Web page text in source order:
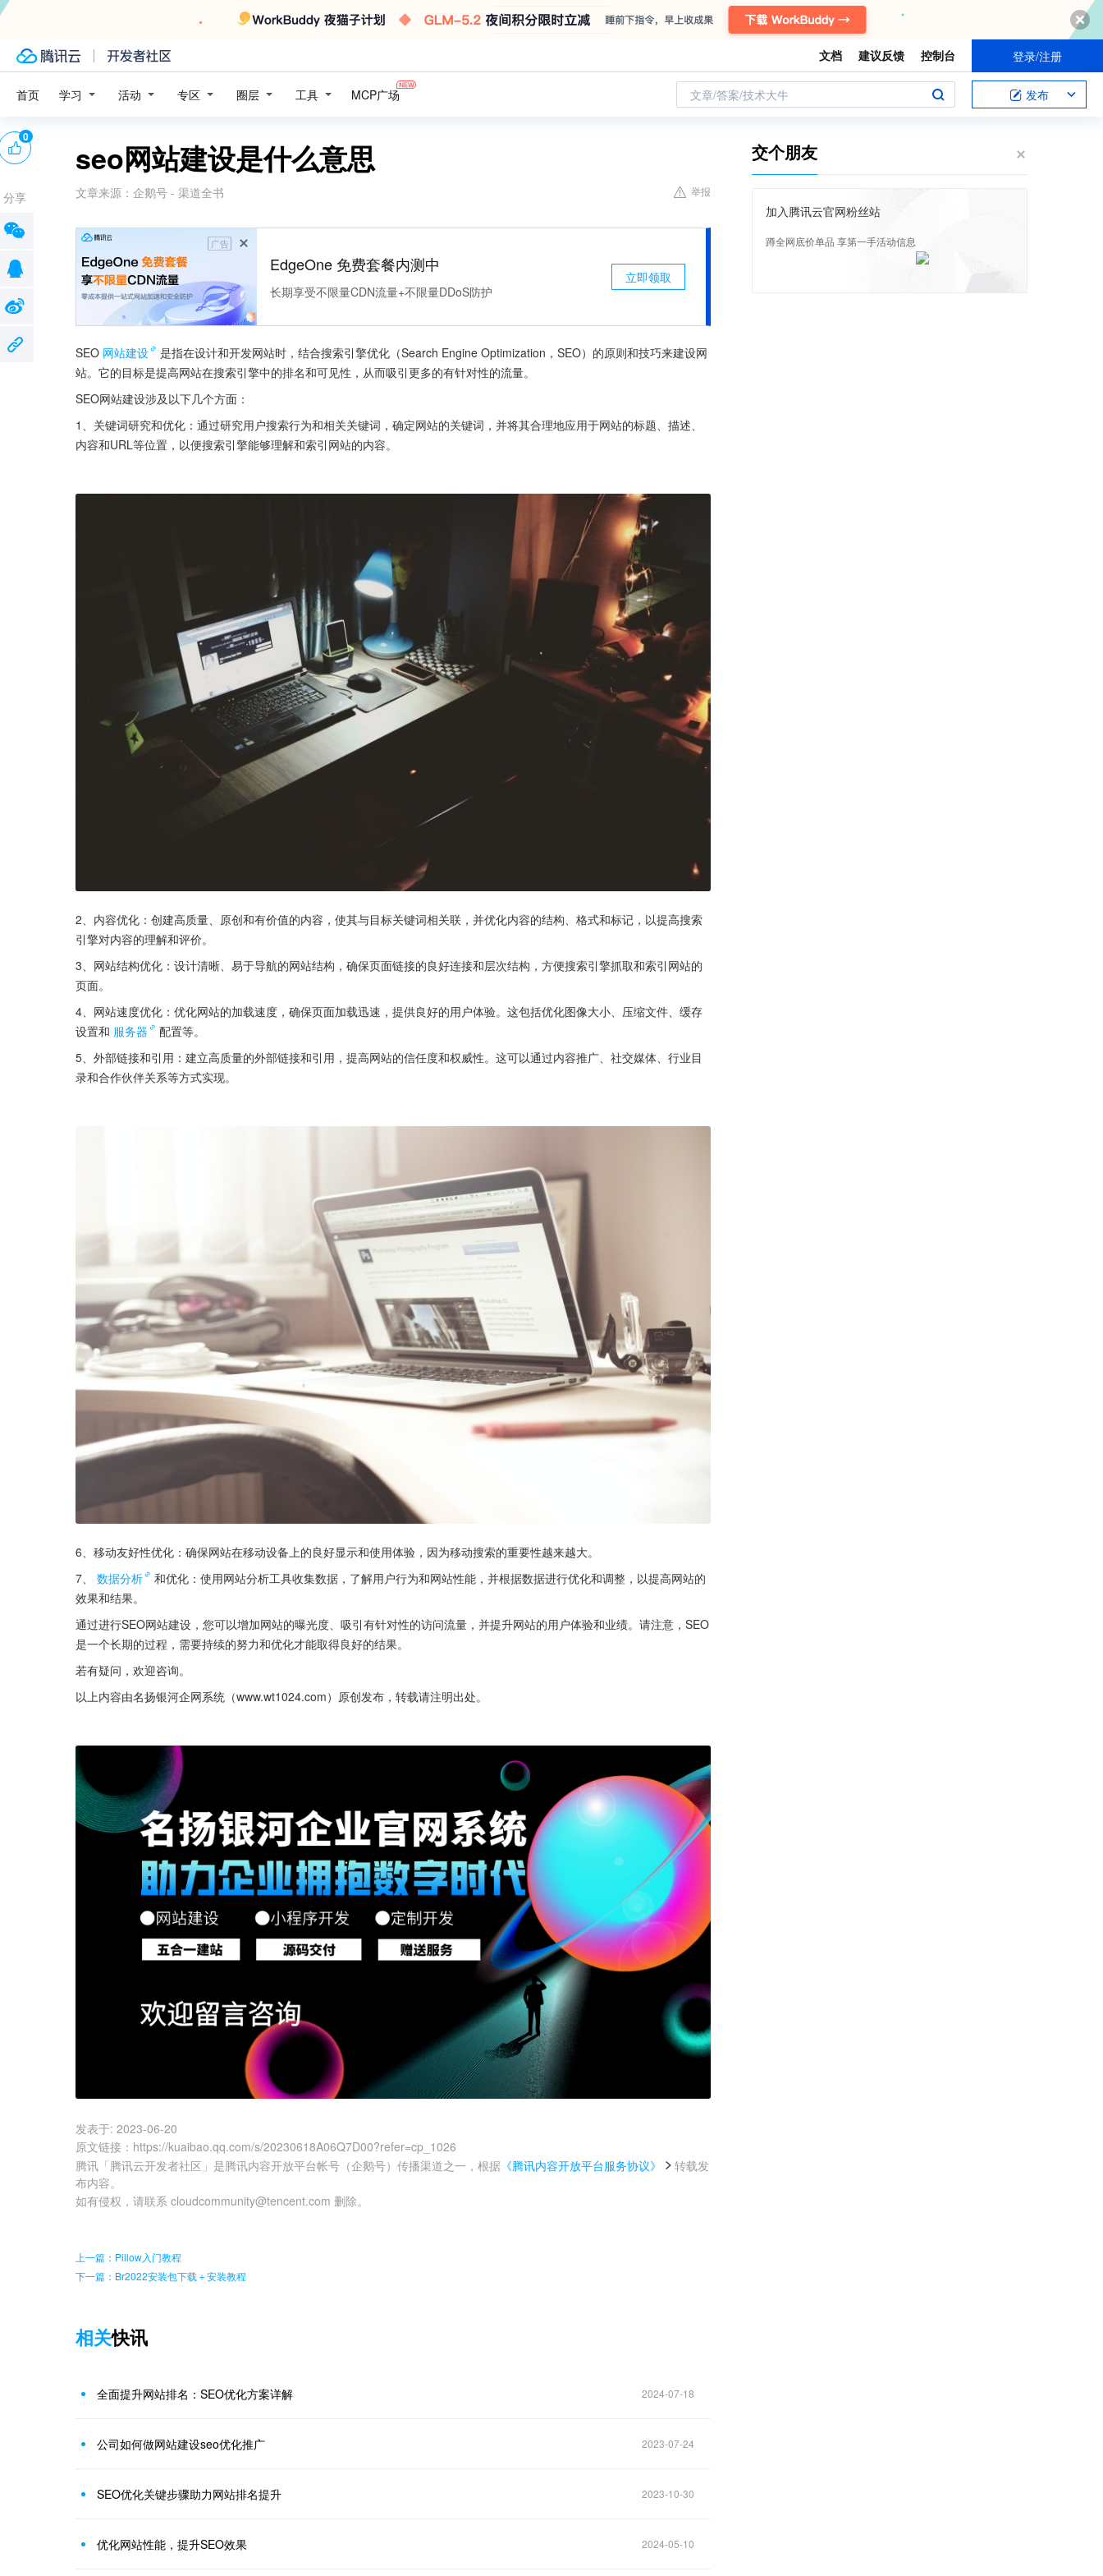
文档 建议反馈 控制台 登录/注册
首页 学习 活动 专区 圈层 工具 MCP广场 文章/答案/技术大牛 发布
seo网站建设是什么意思
文章来源： 企鹅号 - 渠道全书 举报
广告
EdgeOne 免费套餐内测中
长期享受不限量CDN流量+不限量DDoS防护
立即领取
SEO 网站建设
是指在设计和开发网站时，结合搜索引擎优化（Search Engine Optimization，SEO）的原则和技巧来建设网
站。它的目标是提高网站在搜索引擎中的排名和可见性，从而吸引更多的有针对性的流量。
SEO网站建设涉及以下几个方面：
1、关键词研究和优化：通过研究用户搜索行为和相关关键词，确定网站的关键词，并将其合理地应用于网站的标题、描述、
内容和URL等位置，以便搜索引擎能够理解和索引网站的内容。
2、内容优化：创建高质量、原创和有价值的内容，使其与目标关键词相关联，并优化内容的结构、格式和标记，以提高搜索
引擎对内容的理解和评价。
3、网站结构优化：设计清晰、易于导航的网站结构，确保页面链接的良好连接和层次结构，方便搜索引擎抓取和索引网站的
页面。
4、网站速度优化：优化网站的加载速度，确保页面加载迅速，提供良好的用户体验。这包括优化图像大小、压缩文件、缓存
设置和 服务器
配置等。
5、外部链接和引用：建立高质量的外部链接和引用，提高网站的信任度和权威性。这可以通过内容推广、社交媒体、行业目
录和合作伙伴关系等方式实现。
6、移动友好性优化：确保网站在移动设备上的良好显示和使用体验，因为移动搜索的重要性越来越大。
7、
数据分析
和优化：使用网站分析工具收集数据，了解用户行为和网站性能，并根据数据进行优化和调整，以提高网站的
效果和结果。
通过进行SEO网站建设，您可以增加网站的曝光度、吸引有针对性的访问流量，并提升网站的用户体验和业绩。请注意，SEO
是一个长期的过程，需要持续的努力和优化才能取得良好的结果。
若有疑问，欢迎咨询。
以上内容由名扬银河企网系统（www.wt1024.com）原创发布，转载请注明出处。
发表于: 2023-06-20
原文链接 ： https://kuaibao.qq.com/s/20230618A06Q7D00?refer=cp_1026
腾讯「腾讯云开发者社区」是腾讯内容开放平台帐号（企鹅号）传播渠道之一，根据 《腾讯内容开放平台服务协议》
转载发
布内容。
如有侵权，请联系 cloudcommunity@tencent.com 删除。
0
分享
上一篇：Pillow入门教程
下一篇：Br2022安装包下载＋安装教程
相关快讯
全面提升网站排名：SEO优化方案详解 2024-07-18
公司如何做网站建设seo优化推广 2023-07-24
SEO优化关键步骤助力网站排名提升 2023-10-30
优化网站性能，提升SEO效果 2024-05-10
交个朋友
加入腾讯云官网粉丝站
蹲全网底价单品 享第一手活动信息